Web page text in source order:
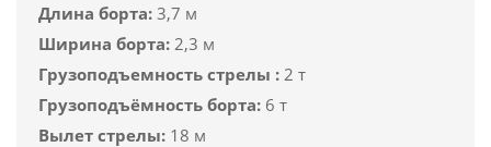
Длина борта: 3,7 м
Ширина борта: 2,3 м
Грузоподъемность стрелы : 2 т
Грузоподъёмность борта: 6 т
Вылет стрелы: 18 м